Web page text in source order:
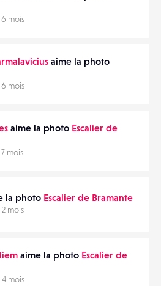
6 mois
aime la photo
6 mois
aime la photo Escalier de
mois
la photo Escalier de Bramante
mois
aime la photo Escalier de
4 mois